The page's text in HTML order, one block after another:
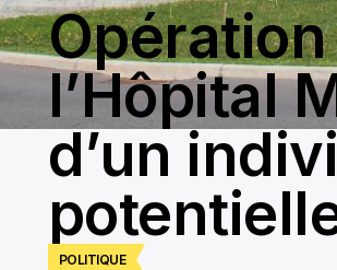
POLITIQUE
l’Hôpital
d’un